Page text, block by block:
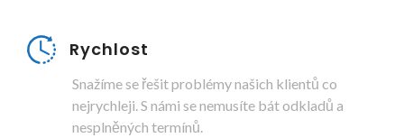
Rychlost
Snažíme se řešit problémy našich klientů co
nejrychleji. S námi se nemusíte bát odkladů a
nesplněných termínů.